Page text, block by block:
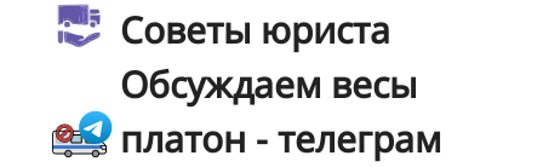
Советы юриста
Обсуждаем весы
платон - телеграм